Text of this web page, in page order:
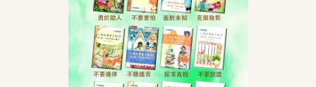
深心媽媽故事系列
我的童話大冒險系列
生命教育叢書
智慧教育叢書